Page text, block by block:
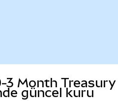
3 Month
güncel kuru